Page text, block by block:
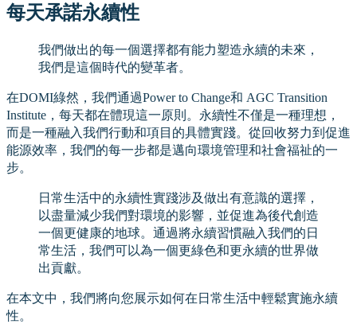
每天承諾永續性
我們做出的每一個選擇都有能力塑造永續的未來，
我們是這個時代的變革者。
在DOMI綠然，我們通過Power to Change和 AGC Transition
Institute，每天都在體現這一原則。永續性不僅是一種理想，
而是一種融入我們行動和項目的具體實踐。從回收努力到促進
能源效率，我們的每一步都是邁向環境管理和社會福祉的一
步。
日常生活中的永續性實踐涉及做出有意識的選擇，
以盡量減少我們對環境的影響，並促進為後代創造
一個更健康的地球。通過將永續習慣融入我們的日
常生活，我們可以為一個更綠色和更永續的世界做
出貢獻。
在本文中，我們將向您展示如何在日常生活中輕鬆實施永續
性。